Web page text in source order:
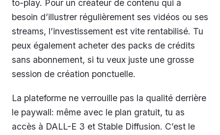
to-play. Pour un créateur de contenu qui a
besoin d’illustrer régulièrement ses vidéos ou ses
streams, l’investissement est vite rentabilisé. Tu
peux également acheter des packs de crédits
sans abonnement, si tu veux juste une grosse
session de création ponctuelle.
La plateforme ne verrouille pas la qualité derrière
le paywall: même avec le plan gratuit, tu as
accès à DALL-E 3 et Stable Diffusion. C’est le